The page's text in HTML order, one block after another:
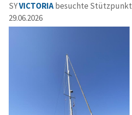
SYVICTORIAbesuchte Stützpunkt
29.06.2026